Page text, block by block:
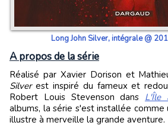
Long John Silver, intégrale @
A propos de la série
Réalisé par Xavier Dorison et
Silverest inspiré du fameux et
Robert Louis Stevenson dans L'Île
albums, la série s'est installée comme
illustre à merveille la grande aventure.